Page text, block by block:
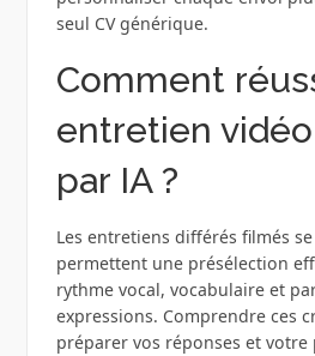
seul CV générique.
Comment
entretien
par IA ?
Les entretiens différés filmés
permettent une présélection
rythme vocal, vocabulaire et
expressions. Comprendre ces
préparer vos réponses et votre